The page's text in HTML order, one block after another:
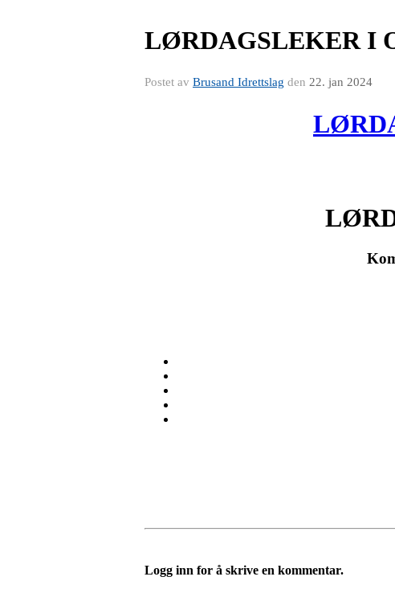
LØRDAGSLEKER I
Postet av Brusand Idrettslag den 22. jan 2024
Kom
Logg inn for å skrive en kommentar.